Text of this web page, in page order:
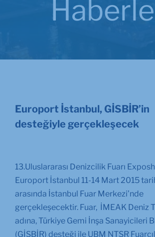
Europort İstanbul, GİSBİR’in
desteğiyle gerçekleşecek
13.Uluslararası Denizcilik Fuarı
Europort İstanbul 11-14 Mart 2015
arasında İstanbul Fuar Merkezi’nde
gerçekleşecektir. Fuar, İMEAK Deniz
adına, Türkiye Gemi İnşa Sanayicileri
(GİSBİR) desteği ile UBM NTSR